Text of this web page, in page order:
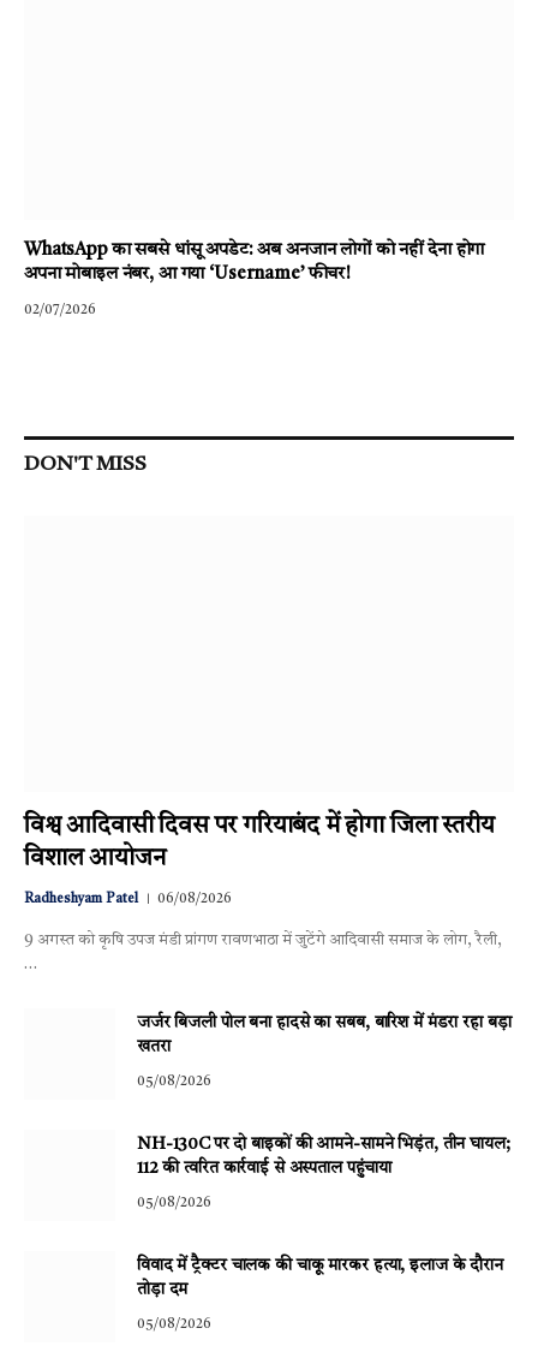
WhatsApp का सबसे धांसू अपडेट: अब अनजान लोगों को नहीं देना होगा
अपना मोबाइल नंबर, आ गया ‘Username’ फीचर!
02/07/2026
DON'T MISS
विश्व आदिवासी दिवस पर गरियाबंद में होगा जिला स्तरीय
विशाल आयोजन
Radheshyam Patel 06/08/2026
9 अगस्त को कृषि उपज मंडी प्रांगण रावणभाठा में जुटेंगे आदिवासी समाज के लोग, रैली,
…
जर्जर बिजली पोल बना हादसे का सबब, बारिश में मंडरा रहा बड़ा
खतरा
05/08/2026
NH-130C पर दो बाइकों की आमने-सामने भिड़ंत, तीन घायल;
112 की त्वरित कार्रवाई से अस्पताल पहुंचाया
05/08/2026
विवाद में ट्रैक्टर चालक की चाकू मारकर हत्या, इलाज के दौरान
तोड़ा दम
05/08/2026